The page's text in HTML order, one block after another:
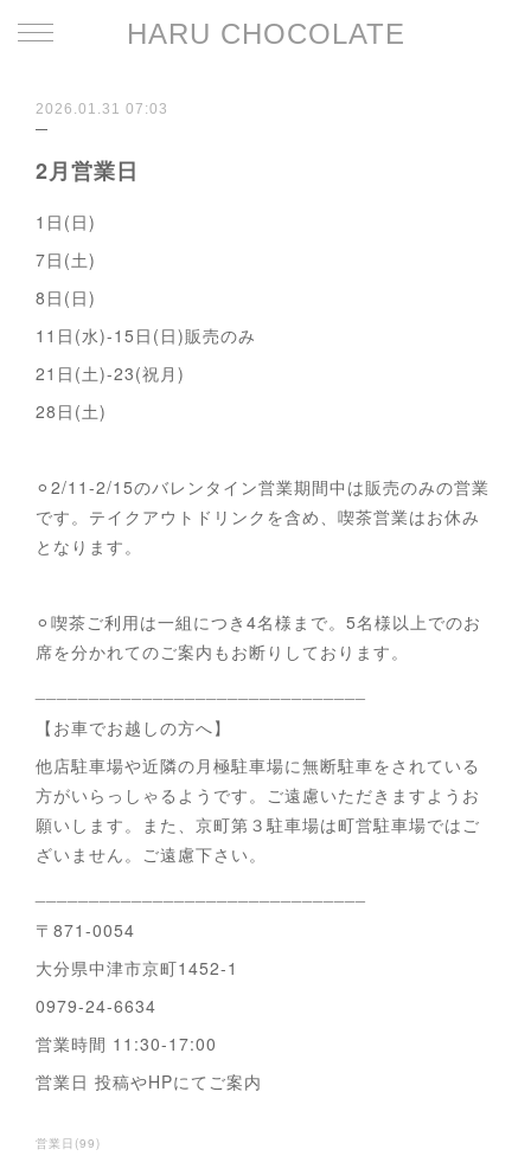
HARU CHOCOLATE
2026.01.31 07:03
2月営業日
1日(日)
7日(土)
8日(日)
11日(水)-15日(日)販売のみ
21日(土)-23(祝月)
28日(土)
⚪︎2/11-2/15のバレンタイン営業期間中は販売のみの営業
です。テイクアウトドリンクを含め、喫茶営業はお休み
となります。
⚪︎喫茶ご利用は一組につき4名様まで。5名様以上でのお
席を分かれてのご案内もお断りしております。
【お車でお越しの方へ】
他店駐車場や近隣の月極駐車場に無断駐車をされている
方がいらっしゃるようです。ご遠慮いただきますようお
願いします。また、京町第３駐車場は町営駐車場ではご
ざいません。ご遠慮下さい。
〒871-0054
大分県中津市京町1452-1
0979-24-6634
営業時間 11:30-17:00
営業日 投稿やHPにてご案内
営業日 (99)